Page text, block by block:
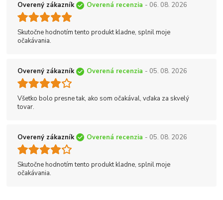
Overený zákazník Overená recenzia - 06. 08. 2026
Skutočne hodnotím tento produkt kladne, splnil moje
očakávania.
Overený zákazník Overená recenzia - 05. 08. 2026
Všetko bolo presne tak, ako som očakával, vďaka za skvelý
tovar.
Overený zákazník Overená recenzia - 05. 08. 2026
Skutočne hodnotím tento produkt kladne, splnil moje
očakávania.